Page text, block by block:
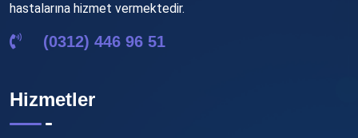
hastalarına hizmet vermektedir.
(0312) 446 96 51
Hizmetler